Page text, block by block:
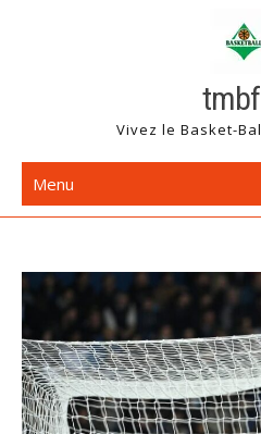
Vivez le Basket-
Menu